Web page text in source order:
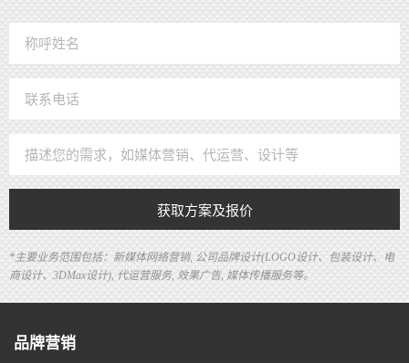
获取方案及报价
*主要业务范围包括：新媒体网络营销, 公司品牌设计(LOGO设计、包装设计、电
商设计、3DMax设计), 代运营服务, 效果广告, 媒体传播服务等。
品牌营销